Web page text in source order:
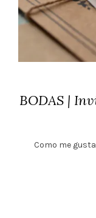
BODAS |
Como me